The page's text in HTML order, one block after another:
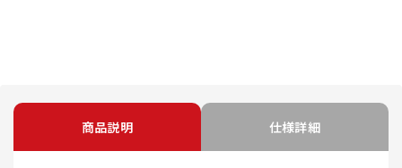
商品説明 仕様詳細